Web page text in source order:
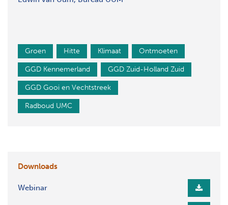
Groen Hitte Klimaat Ontmoeten
GGD Kennemerland GGD Zuid-Holland Zuid
GGD Gooi en Vechtstreek
Radboud UMC
Downloads
Webinar